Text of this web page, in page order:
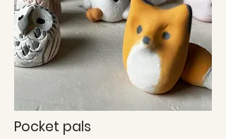
Pocket pals